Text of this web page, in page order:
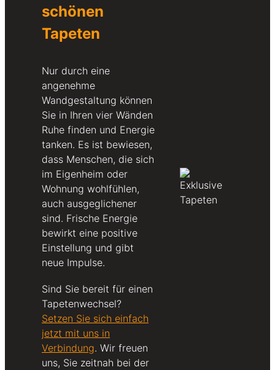
schönen
Tapeten
Nur durch eine
angenehme
Wandgestaltung können
Sie in Ihren vier Wänden
Ruhe finden und Energie
tanken. Es ist bewiesen,
dass Menschen, die sich
im Eigenheim oder
Wohnung wohlfühlen,
auch ausgeglichener
sind. Frische Energie
bewirkt eine positive
Einstellung und gibt
neue Impulse.
Sind Sie bereit für einen
Tapetenwechsel?
Setzen Sie sich einfach
jetzt mit uns in
Verbindung. Wir freuen
uns, Sie zeitnah bei der